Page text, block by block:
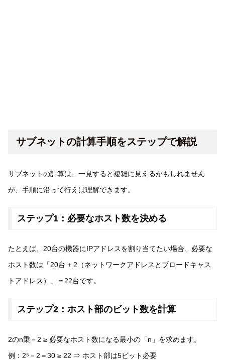
サブネットの計算手順をステップで解説
サブネットの計算は、一見すると複雑に見えるかもしれません
が、手順に沿って行えば理解できます。
ステップ1：必要なホスト数を決める
たとえば、20台の機器にIPアドレスを割り当てたい場合、必要な
ホスト数は「20台 + 2（ネットワークアドレスとブロードキャス
トアドレス）」＝22台です。
ステップ2：ホスト部のビット数を計算
2のn乗－2 ≥ 必要なホスト数になる最小の「n」を求めます。
例：2⁵－2＝30 ≥ 22 ⇒ ホスト部は5ビット必要